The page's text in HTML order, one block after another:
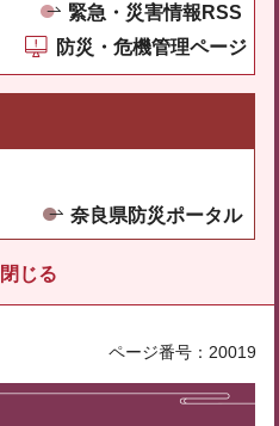
緊急・災害情報RSS
防災・危機管理ページ
奈良県防災ポータル
閉じる
ページ番号：20019